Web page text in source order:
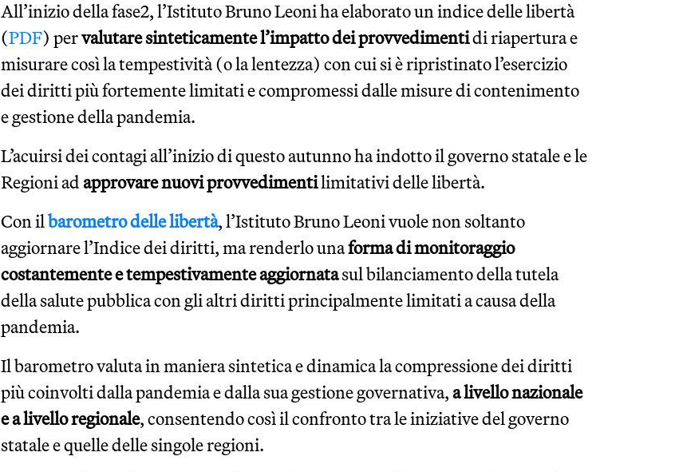
All’inizio della fase2, l’Istituto Bruno Leoni ha elaborato un indice delle libertà
(PDF) pervalutare sinteticamente l’impatto dei provvedimentidi riapertura e
misurare così la tempestività (o la lentezza) con cui si è ripristinato l’esercizio
dei diritti più fortemente limitati e compromessi dalle misure di contenimento
e gestione della pandemia.
L’acuirsi dei contagi all’inizio di questo autunno ha indotto il governo statale e le
Regioni adapprovare nuovi provvedimentilimitativi delle libertà.
Con ilbarometro delle libertà, l’Istituto Bruno Leoni vuole non soltanto
aggiornare l’Indice dei diritti, ma renderlo unaforma di monitoraggio
costantemente e tempestivamente aggiornatasul bilanciamento della tutela
della salute pubblica con gli altri diritti principalmente limitati a causa della
pandemia.
Il barometro valuta in maniera sintetica e dinamica la compressione dei diritti
più coinvolti dalla pandemia e dalla sua gestione governativa,a livello nazionale
e a livello regionale, consentendo così il confronto tra le iniziative del governo
statale e quelle delle singole regioni.